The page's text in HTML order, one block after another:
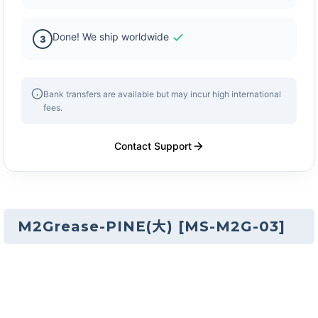
M2Grease-PINE(大) [MS-M2G-03]
3 Done! We ship worldwide
Bank transfers are available but may incur high international
fees.
Contact Support